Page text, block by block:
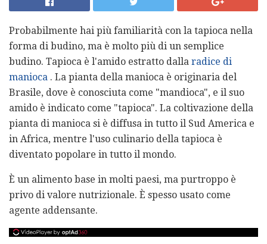
Probabilmente hai più familiarità con la tapioca nella
forma di budino, ma è molto più di un semplice
budino. Tapioca è l'amido estratto dalla radice di
manioca . La pianta della manioca è originaria del
Brasile, dove è conosciuta come "mandioca", e il suo
amido è indicato come "tapioca". La coltivazione della
pianta di manioca si è diffusa in tutto il Sud America e
in Africa, mentre l'uso culinario della tapioca è
diventato popolare in tutto il mondo.
È un alimento base in molti paesi, ma purtroppo è
privo di valore nutrizionale. È spesso usato come
agente addensante.